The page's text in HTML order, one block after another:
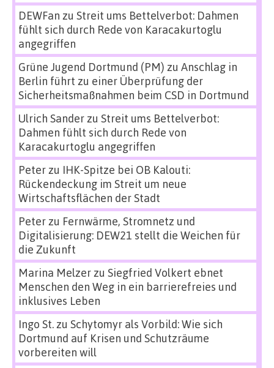
DEWFan zu Streit ums Bettelverbot: Dahmen
fühlt sich durch Rede von Karacakurtoglu
angegriffen
Grüne Jugend Dortmund (PM) zu Anschlag in
Berlin führt zu einer Überprüfung der
Sicherheitsmaßnahmen beim CSD in Dortmund
Ulrich Sanderzu Streit ums Bettelverbot:
Dahmen fühlt sich durch Rede von
Karacakurtoglu angegriffen
Peterzu IHK-Spitze bei OB Kalouti:
Rückendeckung im Streit um neue
Wirtschaftsflächen der Stadt
Peterzu Fernwärme, Stromnetz und
Digitalisierung: DEW21 stellt die Weichen für
die Zukunft
Marina Melzerzu Siegfried Volkert ebnet
Menschen den Weg in ein barrierefreies und
inklusives Leben
Ingo St.zu Schytomyr als Vorbild: Wie sich
Dortmund auf Krisen und Schutzräume
vorbereiten will